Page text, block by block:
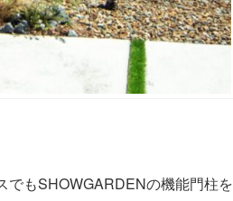
でもSHOWGARDENの機能門柱を